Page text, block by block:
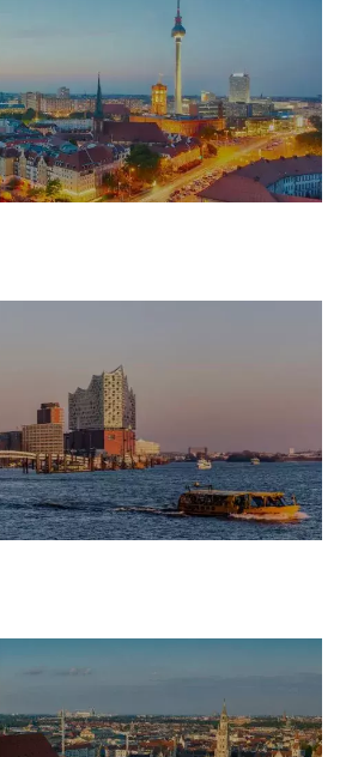
DÜSSELDORF
STUTTGART
ESSEN
WIEN
ZÜRICH